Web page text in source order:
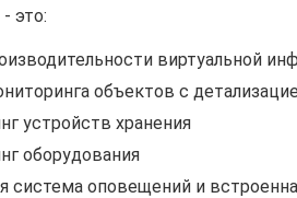
- это:
виртуальной
объектов с
устройств хранения
оборудования
система оповещений и